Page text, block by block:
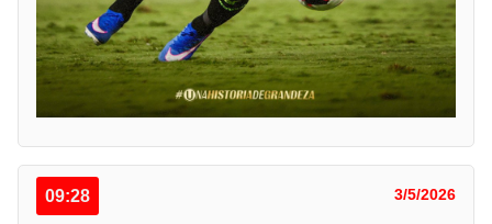
09:28 3/5/2026